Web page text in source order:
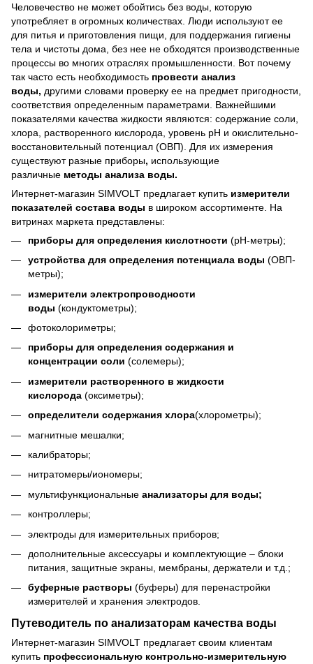
Человечество не может обойтись без воды, которую
употребляет в огромных количествах. Люди используют ее
для питья и приготовления пищи, для поддержания гигиены
тела и чистоты дома, без нее не обходятся производственные
процессы во многих отраслях промышленности. Вот почему
так часто есть необходимость провести анализ
воды, другими словами проверку ее на предмет пригодности,
соответствия определенным параметрами. Важнейшими
показателями качества жидкости являются: содержание соли,
хлора, растворенного кислорода, уровень рН и окислительно-
восстановительный потенциал (ОВП). Для их измерения
существуют разные приборы, использующие
различные методы анализа воды.
Интернет-магазин SIMVOLT предлагает купить измерители
показателей состава воды в широком ассортименте. На
витринах маркета представлены:
приборы для определения кислотности (рН-метры);
устройства для определения потенциала воды (ОВП-
метры);
измерители электропроводности
воды (кондуктометры);
фотоколориметры;
приборы для определения содержания и
концентрации соли (солемеры);
измерители растворенного в жидкости
кислорода (оксиметры);
определители содержания хлора(хлорометры);
магнитные мешалки;
калибраторы;
нитратомеры/иономеры;
мультифункциональные анализаторы для воды;
контроллеры;
электроды для измерительных приборов;
дополнительные аксессуары и комплектующие – блоки
питания, защитные экраны, мембраны, держатели и т.д.;
буферные растворы (буферы) для перенастройки
измерителей и хранения электродов.
Путеводитель по анализаторам качества воды
Интернет-магазин SIMVOLT предлагает своим клиентам
купить профессиональную контрольно-измерительную